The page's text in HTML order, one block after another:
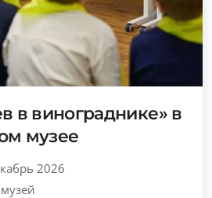
в винограднике» в
музее
2026